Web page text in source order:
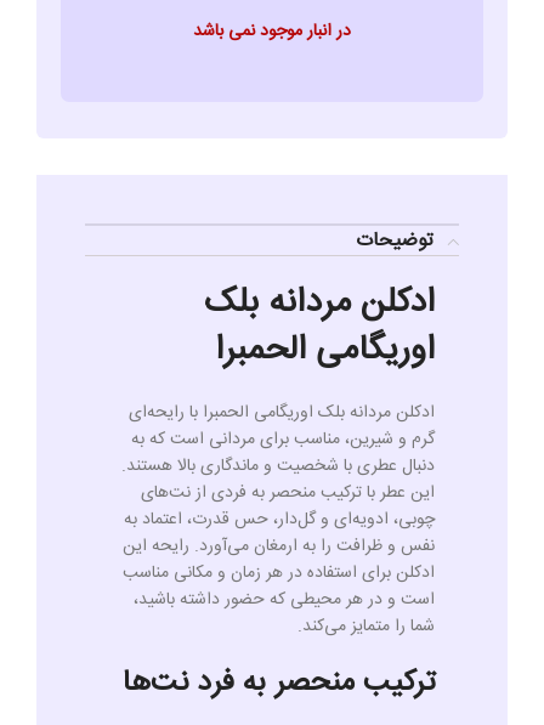
در انبار موجود نمی باشد
توضیحات
ادکلن مردانه بلک
اوریگامی الحمبرا
ادکلن مردانه بلک اوریگامی الحمبرا با رایحه‌ای
گرم و شیرین، مناسب برای مردانی است که به
دنبال عطری با شخصیت و ماندگاری بالا هستند.
این عطر با ترکیب منحصر به فردی از نت‌های
چوبی، ادویه‌ای و گل‌دار، حس قدرت، اعتماد به
نفس و ظرافت را به ارمغان می‌آورد. رایحه این
ادکلن برای استفاده در هر زمان و مکانی مناسب
است و در هر محیطی که حضور داشته باشید،
شما را متمایز می‌کند.
ترکیب منحصر به فرد نت‌ها